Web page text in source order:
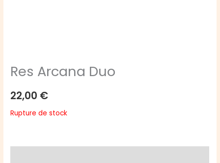
Res Arcana Duo
22,00 €
Rupture de stock